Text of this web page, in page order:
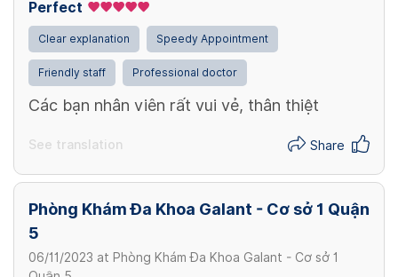
Perfect
Clear explanation Speedy Appointment
Friendly staff Professional doctor
Các bạn nhân viên rất vui vẻ, thân thiệt
See translation Share
Phòng Khám Đa Khoa Galant - Cơ sở 1 Quận
5
06/11/2023 at Phòng Khám Đa Khoa Galant - Cơ sở 1